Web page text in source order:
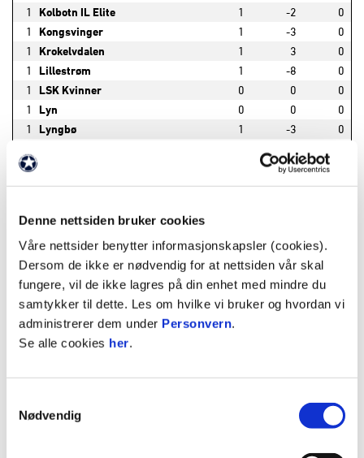
Denne nettsiden bruker cookies
Våre nettsider benytter informasjonskapsler (cookies).
Dersom de ikke er nødvendig for at nettsiden vår skal
fungere, vil de ikke lagres på din enhet med mindre du
samtykker til dette. Les om hvilke vi bruker og hvordan vi
administrerer dem under Personvern.
Se alle cookies her.
Nødvendig
1
Kolbotn IL Elite 1 -2
0
1
Kongsvinger 1 -3
0
1
Krokelvdalen 1 3
0
1
Lillestrøm 1 -8
0
1
LSK Kvinner 0 0
0
1
Lyn 0 0
0
1
Lyngbø 1 -3
0
1
7
1 Melbo 1 -7
0
1 Odds Ballklubb
1 Rana FK 1 -2
1 Ranheim 1 -3
1 Raufoss 1 -2
1 Rosenborg BK 0 0
0
1 Røa Fotball Elite
1 Sandefjord Fotball Kvinner
1 SK Brann 0 0
0
0
1 Stabæk
0